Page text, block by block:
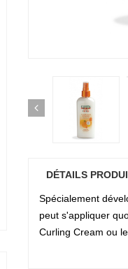
DÉTAILS
Spécialement
peut s'appliquer
Curling Cream ou